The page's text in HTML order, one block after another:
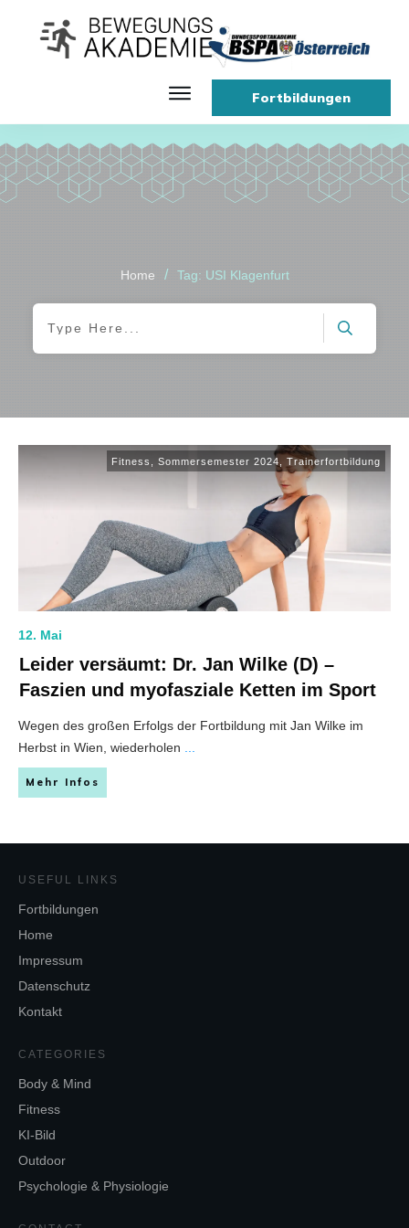
Fortbildungen
Home / Tag: USI Klagenfurt
Fitness Sommersemester 2024 Trainerfortbildung
12. Mai
Leider versäumt: Dr. Jan Wilke (D) –
Faszien und myofasziale Ketten im Sport
Wegen des großen Erfolgs der Fortbildung mit Jan Wilke im
Herbst in Wien, wiederholen
Mehr Infos
USEFUL LINKS
Fortbildungen
Home
Impressum
Datenschutz
Kontakt
CATEGORIES
Body & Mind
Fitness
KI-Bild
Outdoor
Psychologie & Physiologie